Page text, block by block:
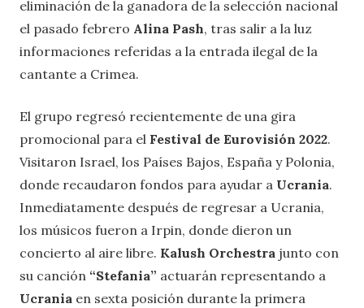
eliminación de la ganadora de la selección nacional
el pasado febrero Alina Pash, tras salir a la luz
informaciones referidas a la entrada ilegal de la
cantante a Crimea.
El grupo regresó recientemente de una gira
promocional para el Festival de Eurovisión 2022.
Visitaron Israel, los Países Bajos, España y Polonia,
donde recaudaron fondos para ayudar a Ucrania.
Inmediatamente después de regresar a Ucrania,
los músicos fueron a Irpin, donde dieron un
concierto al aire libre. Kalush Orchestra junto con
su canción “Stefania” actuarán representando a
Ucrania en sexta posición durante la primera